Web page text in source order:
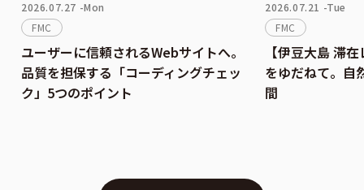
2026.07.27 -Mon
FMC
ユーザーに信頼されるWebサイトへ。
品質を担保する「コーディングチェッ
ク」5つのポイント
2026.07.21 -Tue
FMC
【伊豆大島 滞
をゆだねて。自
間